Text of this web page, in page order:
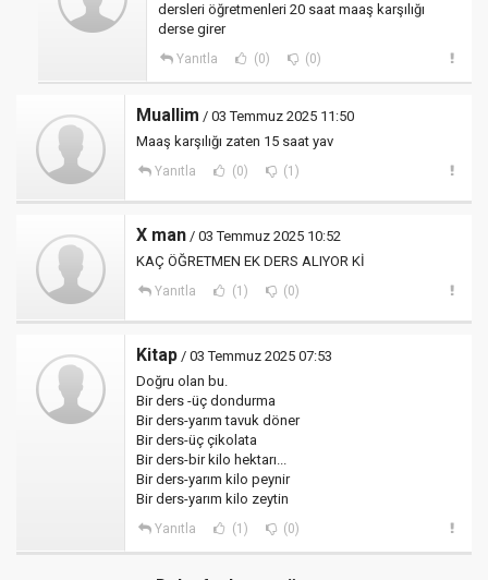
dersleri öğretmenleri 20 saat maaş karşılığı
derse girer
Yanıtla (0) (0)
Muallim / 03 Temmuz 2025 11:50
Maaş karşılığı zaten 15 saat yav
Yanıtla (0) (1)
X man / 03 Temmuz 2025 10:52
KAÇ ÖĞRETMEN EK DERS ALIYOR Kİ
Yanıtla (1) (0)
Kitap / 03 Temmuz 2025 07:53
Doğru olan bu.
Bir ders -üç dondurma
Bir ders-yarım tavuk döner
Bir ders-üç çikolata
Bir ders-bir kilo hektarı...
Bir ders-yarım kilo peynir
Bir ders-yarım kilo zeytin
Yanıtla (1) (0)